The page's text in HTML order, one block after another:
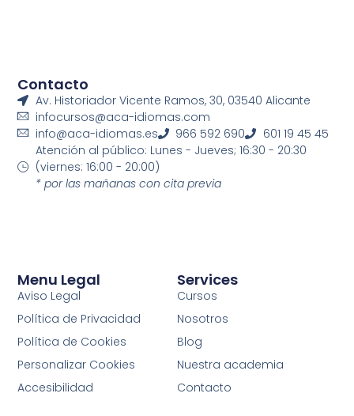
Services
Cursos
Nosotros
Blog
Nuestra academia
Contacto
Menu Legal
Aviso Legal
Política de Privacidad
Política de Cookies
Personalizar Cookies
Accesibilidad
Contacto
Av. Historiador Vicente Ramos, 30, 03540 Alicante
infocursos@aca-idiomas.com
info@aca-idiomas.es
966 592 690
601 19 45 45
Atención al público: Lunes - Jueves; 16:30 - 20:30
(viernes: 16:00 - 20:00)
* por las mañanas con cita previa